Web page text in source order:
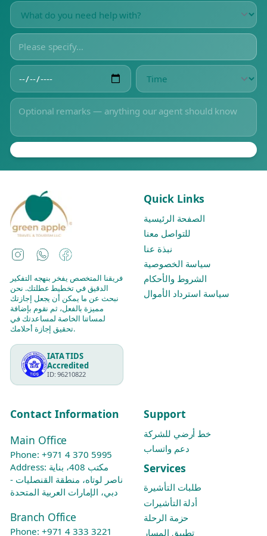
Instagram
WhatsAppFacebook
فريقنا المتخصص يفخر بنهجه التفكير
الدقيق في تخطيط عطلتك. نحن
نبحث عن ما يمكن أن يجعل إجازتك
مميزة بالفعل، ثم نقوم بإضافة
لمساتنا الخاصة لمساعدتك في
تحقيق إجازة أحلامك.
IATA TIDS
Accredited
ID: 96210822
Quick Links
الصفحة الرئيسية
للتواصل معنا
نبذة عنا
سياسة الخصوصية
الشروط والأحكام
سياسة استرداد الأموال
Contact Information
Main Office
Phone: +971 4 370 5995
Address: مكتب 408، بناية
ناصر لوتاه، منطقة القنصليات -
دبي، الإمارات العربية المتحدة
Branch Office
Phone: +971 4 333 3221
Support
خط أرضي للشركة
دعم واتساب
Services
طلبات التأشيرة
أدلة التأشيرات
حزمة الرحلة
تطبيق المسار